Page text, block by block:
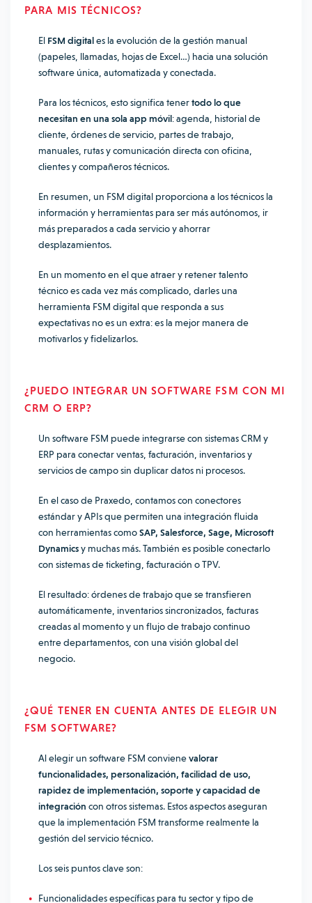
PARA MIS TÉCNICOS?
El FSM digitales la evolución de la gestión manual
(papeles, llamadas, hojas de Excel…) hacia una solución
software única, automatizada y conectada.
Para los técnicos, esto significa tenertodo lo que
necesitan en una sola app móvil: agenda, historial de
cliente, órdenes de servicio, partes de trabajo,
manuales, rutas y comunicación directa con oficina,
clientes y compañeros técnicos.
En resumen, un FSM digital proporciona a los técnicos la
información y herramientas para ser más autónomos, ir
más preparados a cada servicio y ahorrar
desplazamientos.
En un momento en el que atraer y retener talento
técnico es cada vez más complicado, darles una
herramienta FSM digital que responda a sus
expectativas no es un extra: es la mejor manera de
motivarlos y fidelizarlos.
¿PUEDO INTEGRAR UN SOFTWARE FSM CON MI
CRM O ERP?
Un software FSM puede integrarse con sistemas CRM y
ERP para conectar ventas, facturación, inventarios y
servicios de campo sin duplicar datos ni procesos.
En el caso de Praxedo, contamos con conectores
estándar y APIs que permiten una integración fluida
con herramientas comoSAP, Salesforce, Sage, Microsoft
Dynamicsy muchas más. También es posible conectarlo
con sistemas de ticketing, facturación o TPV.
El resultado: órdenes de trabajo que se transfieren
automáticamente, inventarios sincronizados, facturas
creadas al momento y un flujo de trabajo continuo
entre departamentos, con una visión global del
negocio.
¿QUÉ TENER EN CUENTA ANTES DE ELEGIR UN
FSM SOFTWARE?
Al elegir un software FSM convienevalorar
funcionalidades, personalización, facilidad de uso,
rapidez de implementación, soporte y capacidad de
integración con otros sistemas. Estos aspectos aseguran
que la implementación FSM transforme realmente la
gestión del servicio técnico.
Los seis puntos clave son:
Funcionalidades específicas para tu sector y tipo de